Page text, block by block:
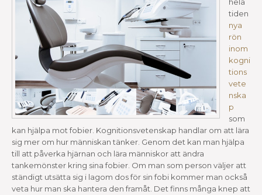
tiden
nya
rön
inom
kogni
tions
vete
nska
p
som
kan hjälpa mot fobier. Kognitionsvetenskap handlar om att lära
sig mer om hur människan tänker. Genom det kan man hjälpa
till att påverka hjärnan och lära människor att ändra
tankemönster kring sina fobier. Om man som person väljer att
ständigt utsätta sig i lagom dos för sin fobi kommer man också
veta hur man ska hantera den framåt. Det finns många knep att